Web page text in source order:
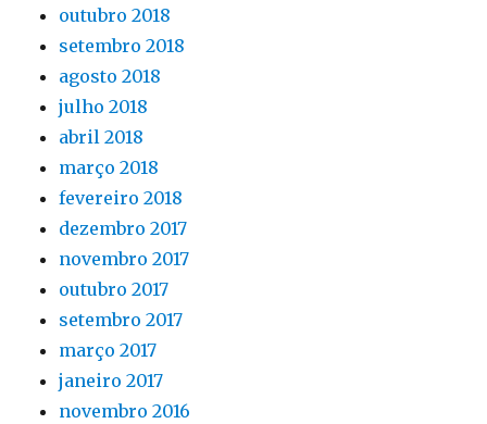
outubro 2018
setembro 2018
agosto 2018
julho 2018
abril 2018
março 2018
fevereiro 2018
dezembro 2017
novembro 2017
outubro 2017
setembro 2017
março 2017
janeiro 2017
novembro 2016